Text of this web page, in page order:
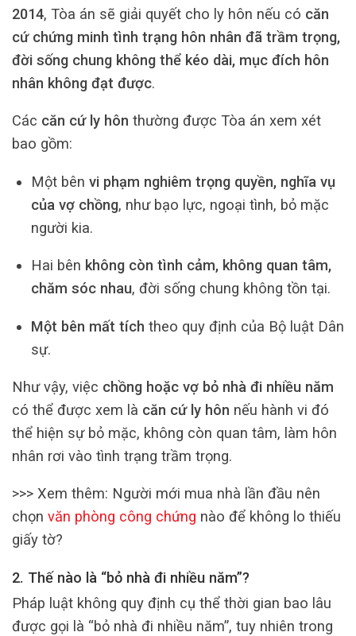
2014, Tòa án sẽ giải quyết cho ly hôn nếu có căn
cứ chứng minh tình trạng hôn nhân đã trầm trọng,
đời sống chung không thể kéo dài, mục đích hôn
nhân không đạt được.
Các căn cứ ly hôn thường được Tòa án xem xét
bao gồm:
Một bên vi phạm nghiêm trọng quyền, nghĩa vụ
của vợ chồng, như bạo lực, ngoại tình, bỏ mặc
người kia.
Hai bên không còn tình cảm, không quan tâm,
chăm sóc nhau, đời sống chung không tồn tại.
Một bên mất tích theo quy định của Bộ luật Dân
sự.
Như vậy, việc chồng hoặc vợ bỏ nhà đi nhiều năm
có thể được xem là căn cứ ly hôn nếu hành vi đó
thể hiện sự bỏ mặc, không còn quan tâm, làm hôn
nhân rơi vào tình trạng trầm trọng.
>>> Xem thêm: Người mới mua nhà lần đầu nên
chọn văn phòng công chứng nào để không lo thiếu
giấy tờ?
2. Thế nào là “bỏ nhà đi nhiều năm”?
Pháp luật không quy định cụ thể thời gian bao lâu
được gọi là “bỏ nhà đi nhiều năm”, tuy nhiên trong